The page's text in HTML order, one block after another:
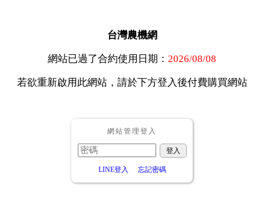
台灣農機網
網站已過了合約使用日期： 2026/08/08
若欲重新啟用此網站，請於下方登入後付費購買網站
網站管理登入
LINE登入 忘記密碼